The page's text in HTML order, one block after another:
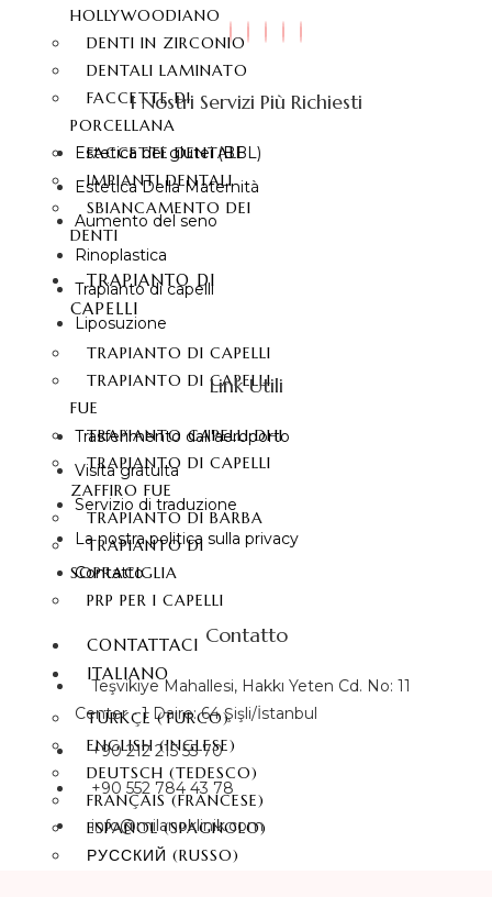
HOLLYWOODIANO
DENTI IN ZIRCONIO
DENTALI LAMINATO
FACCETTE DI
PORCELLANA
FACCETTE DENTALI
IMPIANTI DENTALI
SBIANCAMENTO DEI
DENTI
TRAPIANTO DI
CAPELLI
TRAPIANTO DI CAPELLI
TRAPIANTO DI CAPELLI
FUE
TRAPIANTO CAPELLI DHI
TRAPIANTO DI CAPELLI
ZAFFIRO FUE
TRAPIANTO DI BARBA
TRAPIANTO DI
SOPRACIGLIA
PRP PER I CAPELLI
CONTATTACI
ITALIANO
TÜRKÇE (TURCO)
ENGLISH(INGLESE)
DEUTSCH (TEDESCO)
FRANÇAIS(FRANCESE)
ESPAÑOL(SPAGNOLO)
РУССКИЙ (RUSSO)
I Nostri Servizi Più Richiesti
Estetica dei glutei (BBL)
Estetica Della Maternità
Aumento del seno
Rinoplastica
Trapianto di capelli
Liposuzione
Link Utili
Trasferimento dall'aeroporto
Visita gratuita
Servizio di traduzione
La nostra politica sulla privacy
Contatto
Contatto
Teşvikiye Mahallesi, Hakkı Yeten Cd. No: 11
Center - 1 Daire: 64 Şişli/İstanbul
+90 212 215 55 70
+90 552 784 43 78
info@milanoklinik.com